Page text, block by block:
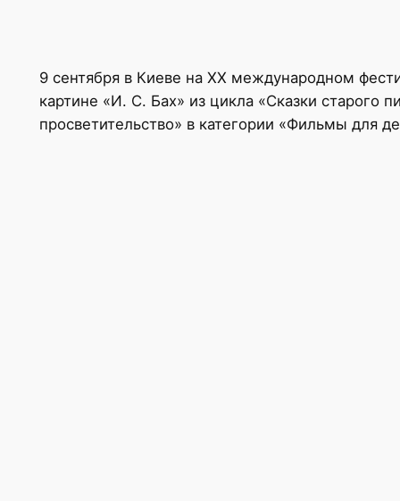
9 сентября в Киеве на XX международном
картине «И. С. Бах» из цикла «Сказки старого
просветительство» в категории «Фильмы для